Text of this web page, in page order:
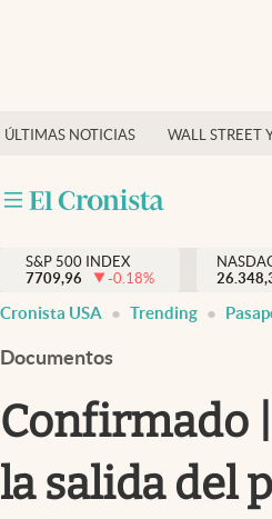
ÚLTIMAS NOTICIAS WALL STREET
Finanzas y economía
Inmigración
Trending
Streaming
PC y mobile
S&P 500 INDEX
7709,96
-0.18%
Cronista USA Trending
Documentos
Confirmado
la salida del